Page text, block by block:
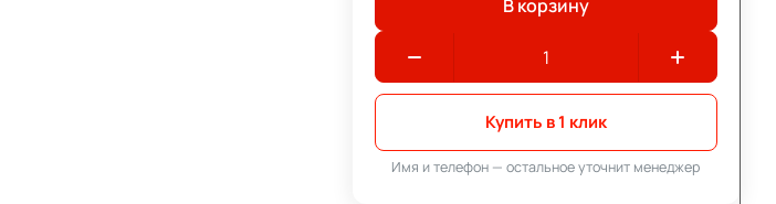
В корзину
Купить в 1 клик
Имя и телефон — остальное уточнит менеджер